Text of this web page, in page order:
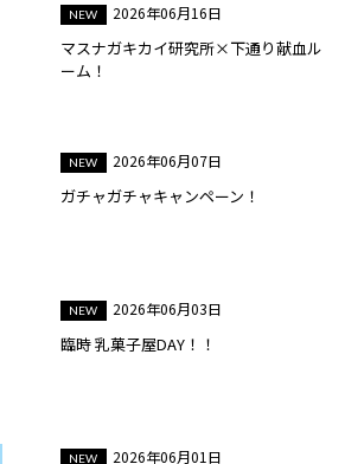
2026年06月16日
マスナガキカイ研究所×下通り献血ル
ーム！
2026年06月07日
ガチャガチャキャンペーン！
2026年06月03日
臨時 乳菓子屋DAY！！
2026年06月01日